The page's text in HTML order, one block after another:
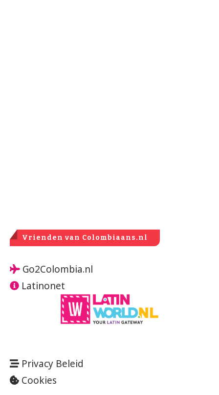
Vrienden van Colombiaans.nl
Go2Colombia.nl
Latinonet
Privacy Beleid
Cookies